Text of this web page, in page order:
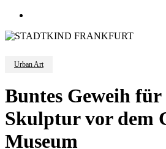
Urban Art
Buntes Geweih
Skulptur vor dem
Museum